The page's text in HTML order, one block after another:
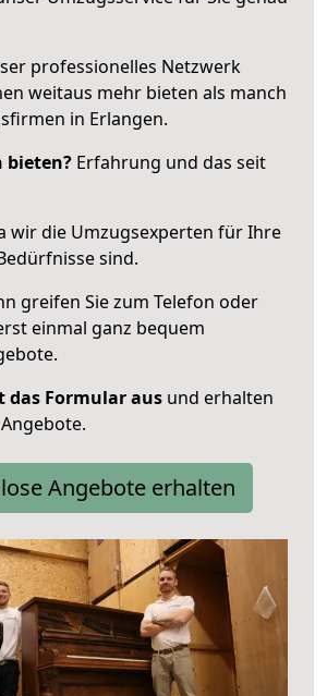
professionelles Netzwerk
weitaus mehr bieten als manch
in Erlangen.
bieten? Erfahrung und das seit
wir die Umzugsexperten für Ihre
sind.
greifen Sie zum Telefon oder
einmal ganz bequem
das Formular aus und erhalten
Angebote erhalten